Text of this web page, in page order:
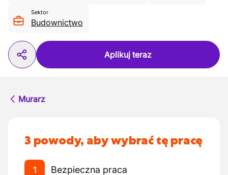
Sektor
Budownictwo
Aplikuj teraz
Murarz
3 powody, aby wybrać tę pracę
1 Bezpieczna praca